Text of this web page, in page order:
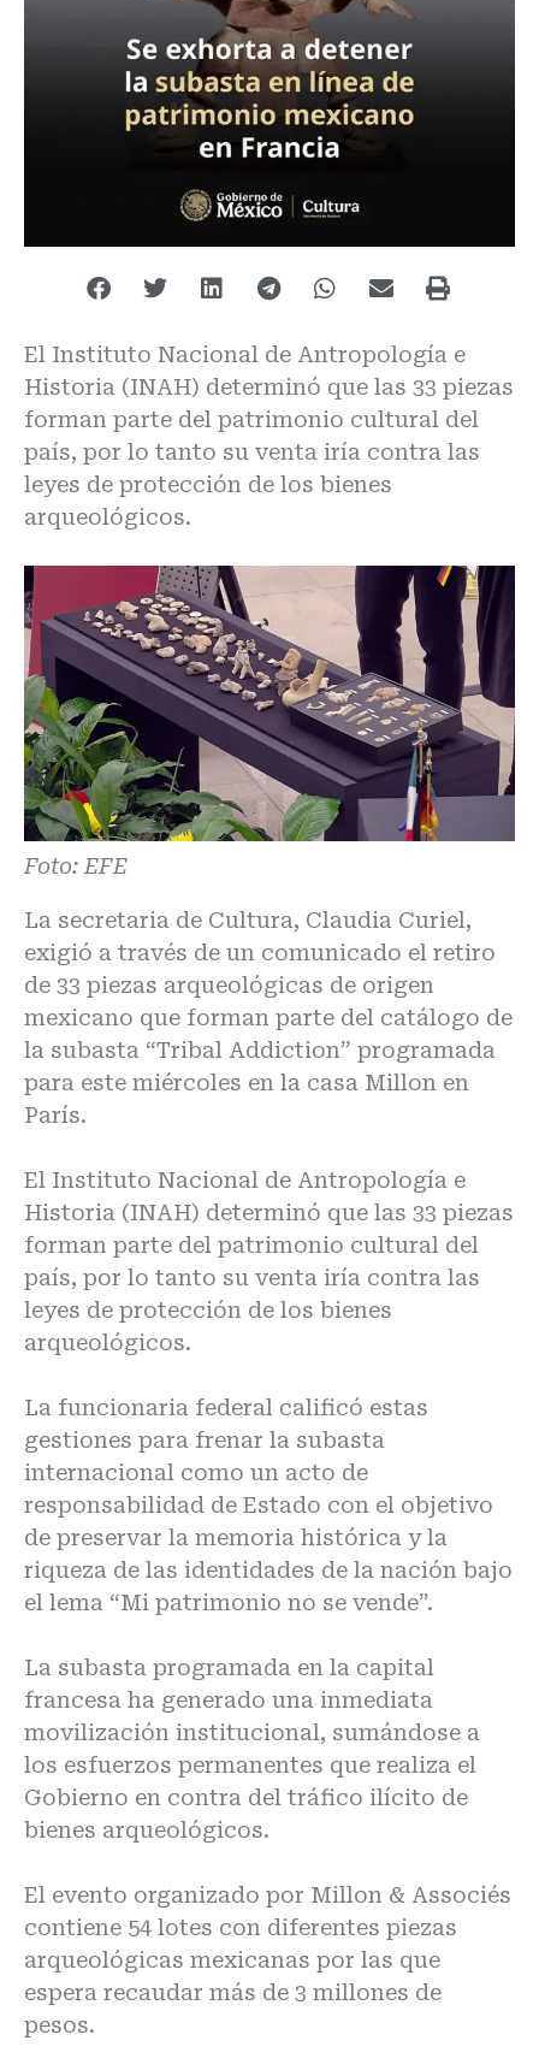
El Instituto Nacional de Antropología e
Historia (INAH) determinó que las 33 piezas
forman parte del patrimonio cultural del
país, por lo tanto su venta iría contra las
leyes de protección de los bienes
arqueológicos.
Foto: EFE
La secretaria de Cultura, Claudia Curiel,
exigió a través de un comunicado el retiro
de 33 piezas arqueológicas de origen
mexicano que forman parte del catálogo de
la subasta “Tribal Addiction” programada
para este miércoles en la casa Millon en
París.
El Instituto Nacional de Antropología e
Historia (INAH) determinó que las 33 piezas
forman parte del patrimonio cultural del
país, por lo tanto su venta iría contra las
leyes de protección de los bienes
arqueológicos.
La funcionaria federal calificó estas
gestiones para frenar la subasta
internacional como un acto de
responsabilidad de Estado con el objetivo
de preservar la memoria histórica y la
riqueza de las identidades de la nación bajo
el lema “Mi patrimonio no se vende”.
La subasta programada en la capital
francesa ha generado una inmediata
movilización institucional, sumándose a
los esfuerzos permanentes que realiza el
Gobierno en contra del tráfico ilícito de
bienes arqueológicos.
El evento organizado por Millon & Associés
contiene 54 lotes con diferentes piezas
arqueológicas mexicanas por las que
espera recaudar más de 3 millones de
pesos.